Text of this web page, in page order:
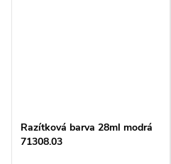
Razítková barva 28ml modrá
71308.03